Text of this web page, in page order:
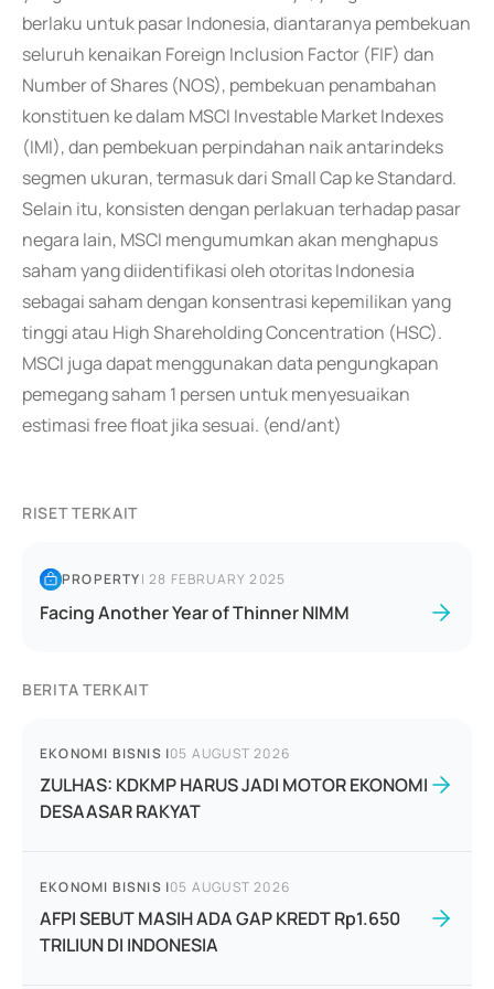
berlaku untuk pasar Indonesia, diantaranya pembekuan
seluruh kenaikan Foreign Inclusion Factor (FIF) dan
Number of Shares (NOS), pembekuan penambahan
konstituen ke dalam MSCI Investable Market Indexes
(IMI), dan pembekuan perpindahan naik antarindeks
segmen ukuran, termasuk dari Small Cap ke Standard.
Selain itu, konsisten dengan perlakuan terhadap pasar
negara lain, MSCI mengumumkan akan menghapus
saham yang diidentifikasi oleh otoritas Indonesia
sebagai saham dengan konsentrasi kepemilikan yang
tinggi atau High Shareholding Concentration (HSC).
MSCI juga dapat menggunakan data pengungkapan
pemegang saham 1 persen untuk menyesuaikan
estimasi free float jika sesuai. (end/ant)
RISET TERKAIT
PROPERTY|28 FEBRUARY 2025
Facing Another Year of Thinner NIMM
BERITA TERKAIT
EKONOMI BISNIS |05 AUGUST 2026
ZULHAS: KDKMP HARUS JADI MOTOR EKONOMI
DESAASAR RAKYAT
EKONOMI BISNIS |05 AUGUST 2026
AFPI SEBUT MASIH ADA GAP KREDT Rp1.650
TRILIUN DI INDONESIA